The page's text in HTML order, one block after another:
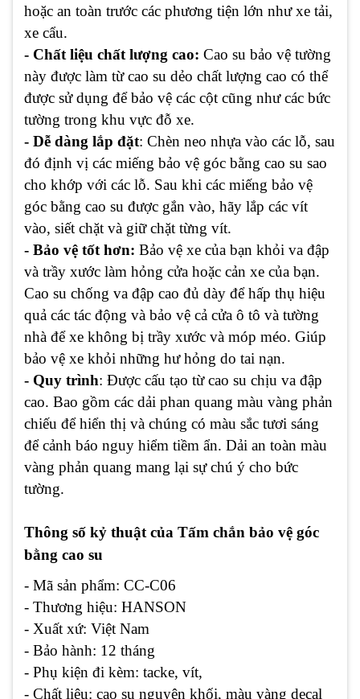
hoặc an toàn trước các phương tiện lớn như xe tải,
xe cẩu.
- Chất liệu chất lượng cao: Cao su bảo vệ tường
này được làm từ cao su dẻo chất lượng cao có thể
được sử dụng để bảo vệ các cột cũng như các bức
tường trong khu vực đỗ xe.
- Dễ dàng lắp đặt: Chèn neo nhựa vào các lỗ, sau
đó định vị các miếng bảo vệ góc bằng cao su sao
cho khớp với các lỗ. Sau khi các miếng bảo vệ
góc bằng cao su được gắn vào, hãy lắp các vít
vào, siết chặt và giữ chặt từng vít.
- Bảo vệ tốt hơn: Bảo vệ xe của bạn khỏi va đập
và trầy xước làm hỏng cửa hoặc cản xe của bạn.
Cao su chống va đập cao đủ dày để hấp thụ hiệu
quả các tác động và bảo vệ cả cửa ô tô và tường
nhà để xe không bị trầy xước và móp méo. Giúp
bảo vệ xe khỏi những hư hỏng do tai nạn.
- Quy trình: Được cấu tạo từ cao su chịu va đập
cao. Bao gồm các dải phan quang màu vàng phản
chiếu để hiển thị và chúng có màu sắc tươi sáng
để cảnh báo nguy hiểm tiềm ẩn. Dải an toàn màu
vàng phản quang mang lại sự chú ý cho bức
tường.
Thông số kỷ thuật của Tấm chắn bảo vệ góc
bằng cao su
- Mã sản phẩm: CC-C06
- Thương hiệu: HANSON
- Xuất xứ: Việt Nam
- Bảo hành: 12 tháng
- Phụ kiện đi kèm: tacke, vít,
- Chất liệu: cao su nguyên khối, màu vàng decal